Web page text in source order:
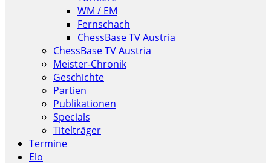
WM / EM
Fernschach
ChessBase TV Austria
ChessBase TV Austria
Meister-Chronik
Geschichte
Partien
Publikationen
Specials
Titelträger
Termine
Elo